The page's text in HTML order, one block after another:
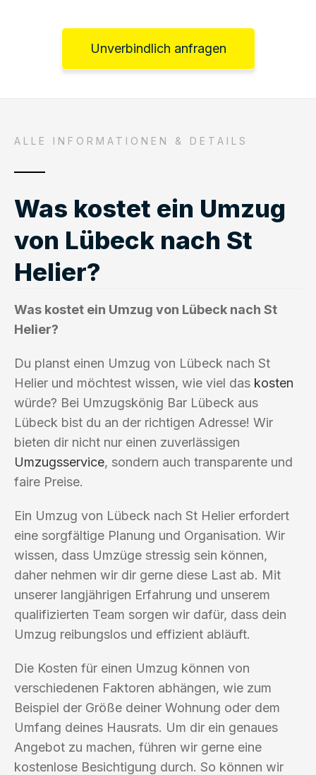
Unverbindlich anfragen
ALLE INFORMATIONEN & DETAILS
Was kostet ein Umzug
von Lübeck nach St
Helier?
Was kostet ein Umzug von Lübeck nach St
Helier?
Du planst einen Umzug von Lübeck nach St
Helier und möchtest wissen, wie viel das kosten
würde? Bei Umzugskönig Bar Lübeck aus
Lübeck bist du an der richtigen Adresse! Wir
bieten dir nicht nur einen zuverlässigen
Umzugsservice, sondern auch transparente und
faire Preise.
Ein Umzug von Lübeck nach St Helier erfordert
eine sorgfältige Planung und Organisation. Wir
wissen, dass Umzüge stressig sein können,
daher nehmen wir dir gerne diese Last ab. Mit
unserer langjährigen Erfahrung und unserem
qualifizierten Team sorgen wir dafür, dass dein
Umzug reibungslos und effizient abläuft.
Die Kosten für einen Umzug können von
verschiedenen Faktoren abhängen, wie zum
Beispiel der Größe deiner Wohnung oder dem
Umfang deines Hausrats. Um dir ein genaues
Angebot zu machen, führen wir gerne eine
kostenlose Besichtigung durch. So können wir